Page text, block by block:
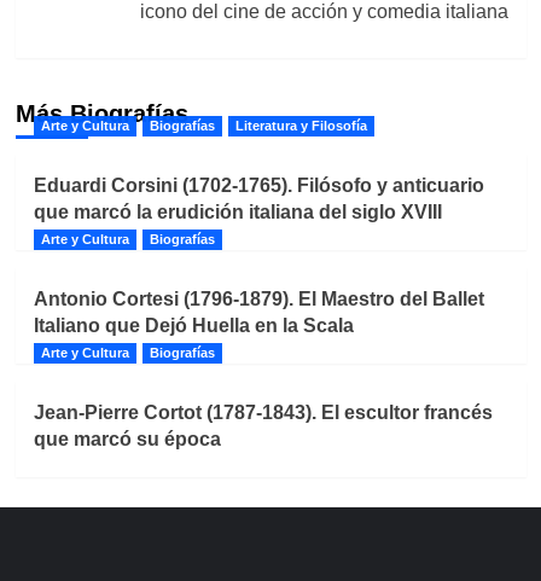
icono del cine de acción y comedia italiana
Más Biografías
Arte y Cultura Biografías Literatura y Filosofía
Eduardi Corsini (1702-1765). Filósofo y anticuario
que marcó la erudición italiana del siglo XVIII
Arte y Cultura Biografías
Antonio Cortesi (1796-1879). El Maestro del Ballet
Italiano que Dejó Huella en la Scala
Arte y Cultura Biografías
Jean-Pierre Cortot (1787-1843). El escultor francés
que marcó su época